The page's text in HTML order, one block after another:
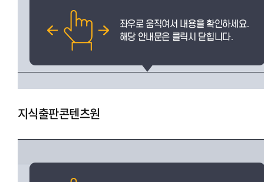
입학팀
지식출판콘텐츠원